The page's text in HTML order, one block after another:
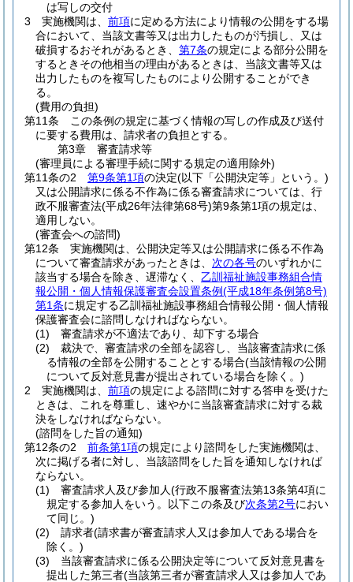
は写しの交付
3
実施機関は、 前項に定める方法により情報の公開をする場
合において、当該文書等又は出力したものが汚損し、又は
破損するおそれがあるとき、 第7条の規定による部分公開を
するときその他相当の理由があるときは、当該文書等又は
出力したものを複写したものにより公開することができ
る。
(費用の負担)
第11条
この条例の規定に基づく情報の写しの作成及び送付
に要する費用は、請求者の負担とする。
第3章
審査請求等
(審理員による審理手続に関する規定の適用除外)
第11条の2
第9条第1項の決定(以下「公開決定等」という。)
又は公開請求に係る不作為に係る審査請求については、行
政不服審査法(平成26年法律第68号)第9条第1項の規定は、
適用しない。
(審査会への諮問)
第12条
実施機関は、公開決定等又は公開請求に係る不作為
について審査請求があったときは、 次の各号のいずれかに
該当する場合を除き、遅滞なく、 乙訓福祉施設事務組合情
報公開・個人情報保護審査会設置条例(平成18年条例第8号)
第1条に規定する乙訓福祉施設事務組合情報公開・個人情報
保護審査会に諮問しなければならない。
(1)
審査請求が不適法であり、却下する場合
(2)
裁決で、審査請求の全部を認容し、当該審査請求に係
る情報の全部を公開することとする場合(当該情報の公開
について反対意見書が提出されている場合を除く。)
2
実施機関は、 前項の規定による諮問に対する答申を受けた
ときは、これを尊重し、速やかに当該審査請求に対する裁
決をしなければならない。
(諮問をした旨の通知)
第12条の2
前条第1項の規定により諮問をした実施機関は、
次に掲げる者に対し、当該諮問をした旨を通知しなければ
ならない。
(1)
審査請求人及び参加人(行政不服審査法第13条第4項に
規定する参加人をいう。以下この条及び次条第2号におい
て同じ。)
(2)
請求者(請求書が審査請求人又は参加人である場合を
除く。)
(3)
当該審査請求に係る公開決定等について反対意見書を
提出した第三者(当該第三者が審査請求人又は参加人であ